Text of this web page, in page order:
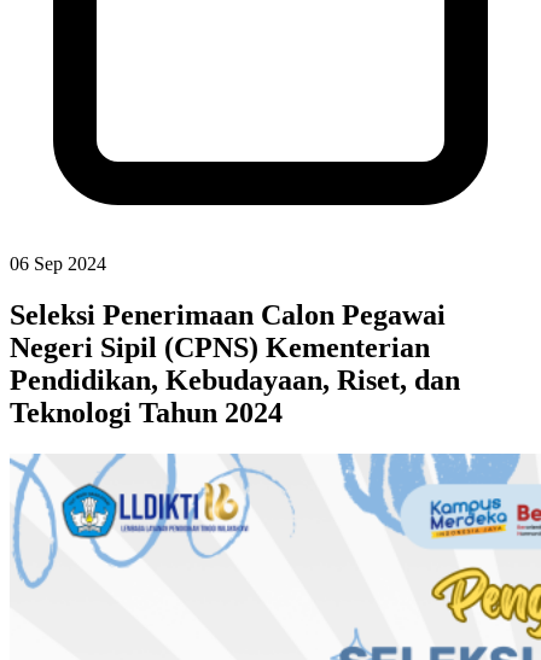
06 Sep 2024
Seleksi Penerimaan Calon Pegawai
Negeri Sipil (CPNS) Kementerian
Pendidikan, Kebudayaan, Riset, dan
Teknologi Tahun 2024